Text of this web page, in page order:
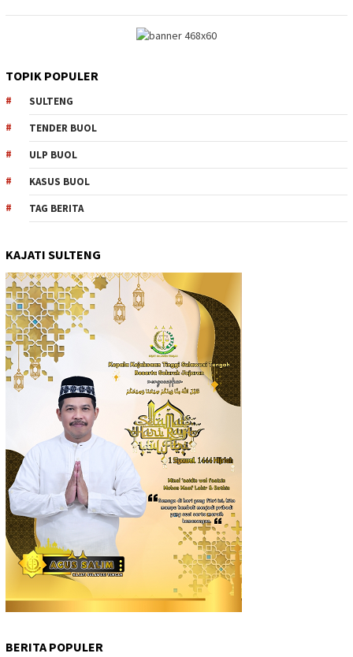
TOPIK POPULER
SULTENG
TENDER BUOL
ULP BUOL
KASUS BUOL
TAG BERITA
KAJATI SULTENG
BERITA POPULER